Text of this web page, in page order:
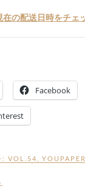
の配送日時をチェ
Facebook
: VOL.54 YOUPAPER